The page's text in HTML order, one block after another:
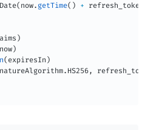
Date( now. getTime( ) +
)
now )
( expiresIn )
. HS256,